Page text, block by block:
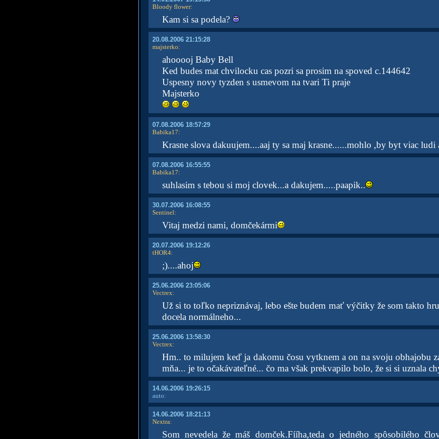
Bloody flower:
Kam si sa podela?
20.08.2006 21:15:28
majsterko:
ahooooj Baby Bell
Ked budes mat chvilocku cas pozri sa prosim na spoved c.144642
Uspesny novy tyzden s usmevom na tvari Ti praje
Majsterko
07.08.2006 18:57:29
Babika17:
Krasne slova dakuujem....aaj ty sa maj krasne......mohlo ,by byt viac ludi
07.08.2006 16:55:55
Babika17:
suhlasim s tebou si moj clovek...a dakujem.....paapik..
30.07.2006 16:08:55
Sentinel:
Vitaj medzi nami, domčekármi
20.07.2006 19:12:26
tHOR4:
;)....ahoj
25.06.2006 23:05:06
Vectrex:
Už si to toľko nepriznávaj, lebo ešte budem mať výčitky že som takto
docela normálneho...
25.06.2006 13:58:30
Vectrex:
Hm.. to milujem keď ja dakomu čosu vytknem a on na svoju obhajobu
mňa... je to očakávateľné... čo ma však prekvapilo bolo, že si si uznala
14.06.2006 19:26:15
auto:
14.06.2006 18:21:13
Nextra:
Som nevedela že máš domček.Fííha,teda o jedného spôsobilého